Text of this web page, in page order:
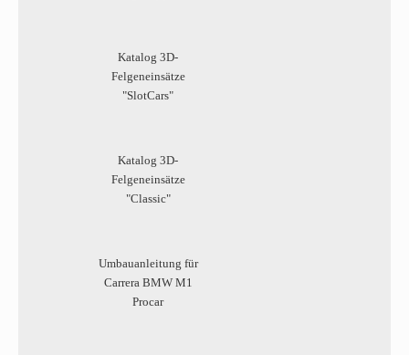
Katalog 3D-
Felgeneinsätze
"SlotCars"
Katalog 3D-
Felgeneinsätze
"Classic"
Umbauanleitung für
Carrera BMW M1
Procar